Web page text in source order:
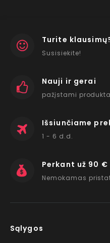
Turite
Susisiekite!
Nauji ir gerai
pažįstami
Išsiunčiame
1 - 6 d.d.
Perkant už 90 €
Nemokamas
Sąlygos